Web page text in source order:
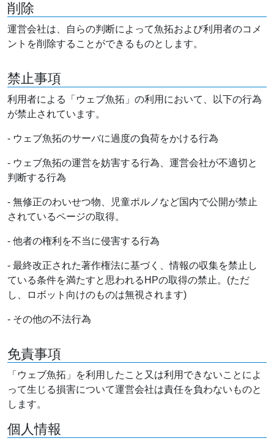
削除
運営会社は、自らの判断によって魚拓および利用者のコメ
ントを削除することができるものとします。
禁止事項
利用者による「ウェブ魚拓」の利用において、以下の行為
が禁止されています。
- ウェブ魚拓のサーバに過度の負荷をかける行為
- ウェブ魚拓の運営を妨害する行為、運営会社が不適切と
判断する行為
- 無修正のわいせつ物、児童ポルノなど国内で公開が禁止
されているページの取得。
- 他者の権利を不当に侵害する行為
- 最終改正された著作権法に基づく、情報の収集を禁止し
ている条件を満たすと思われるHPの取得の禁止。(ただ
し、ロボット向けのものは無視されます)
- その他の不法行為
免責事項
「ウェブ魚拓」を利用したこと又は利用できないことによ
って生じる損害について運営会社は責任を負わないものと
します。
個人情報